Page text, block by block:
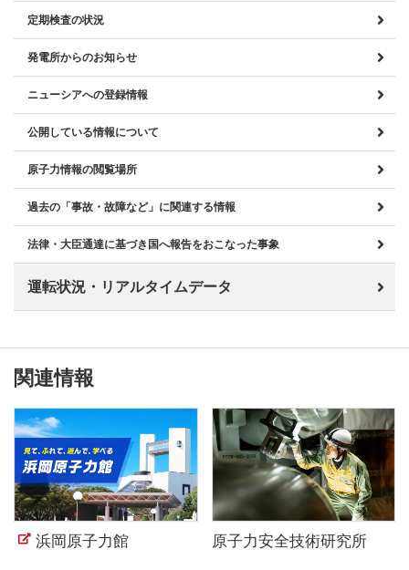
定期検査の状況
発電所からのお知らせ
ニューシアへの登録情報
公開している情報について
原子力情報の閲覧場所
過去の「事故・故障など」に関連する情報
法律・大臣通達に基づき国へ報告をおこなった事象
運転状況・リアルタイムデータ
関連情報
浜岡原子力館 原子力安全技術研究所